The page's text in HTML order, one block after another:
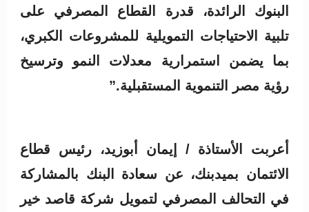
البنوك الرائدة، قدرة القطاع المصرفي على
تلبية الاحتياجات التمويلية للمشروعات الكبري،
بما يضمن استمرارية معدلات النمو وترسيخ
رؤية مصر التنموية المستقبلية.”
أعربت الأستاذة / إيمان أبوزيد، رئيس قطاع
الائتمان بميدبنك، عن سعادة البنك بالمشاركة
في التحالف المصرفي لتمويل شركة قاصد خير